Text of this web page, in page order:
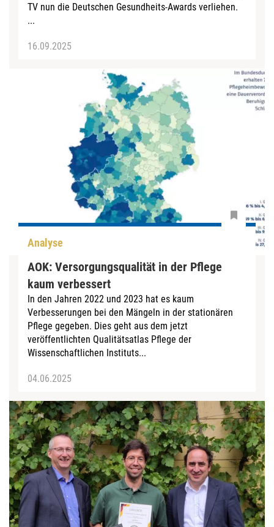
TV nun die Deutschen Gesundheits-Awards verliehen.
...
16.09.2025
Analyse
AOK: Versorgungsqualität in der Pflege
kaum verbessert
In den Jahren 2022 und 2023 hat es kaum
Verbesserungen bei den Mängeln in der stationären
Pflege gegeben. Dies geht aus dem jetzt
veröffentlichten Qualitätsatlas Pflege der
Wissenschaftlichen Instituts...
04.06.2025